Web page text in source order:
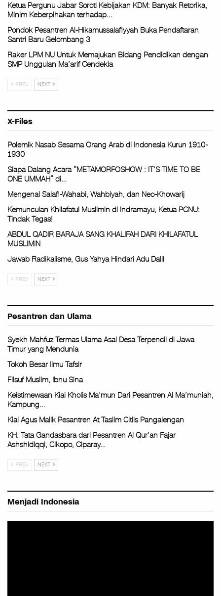
Ketua Pergunu Jabar Soroti Kebijakan KDM: Banyak Retorika,
Minim Keberpihakan terhadap…
Pondok Pesantren Al-Hikamussalafiyyah Buka Pendaftaran
Santri Baru Gelombang 3
Raker LPM NU Untuk Memajukan Bidang Pendidikan dengan
SMP Unggulan Ma’arif Cendekia
PREV NEXT
X-Files
Polemik Nasab Sesama Orang Arab di Indonesia Kurun 1910-
1930
Siapa Dalang Acara “METAMORFOSHOW : IT’S TIME TO BE
ONE UMMAH” di…
Mengenal Salafi-Wahabi, Wahbiyah, dan Neo-Khowarij
Kemunculan Khilafatul Muslimin di Indramayu, Ketua PCNU:
Tindak Tegas!
ABDUL QADIR BARAJA SANG KHALIFAH DARI KHILAFATUL
MUSLIMIN
Jawab Radikalisme, Gus Yahya Hindari Adu Dalil
PREV NEXT
Pesantren dan Ulama
Syekh Mahfuz Termas Ulama Asal Desa Terpencil di Jawa
Timur yang Mendunia
Tokoh Besar Ilmu Tafsir
Filsuf Muslim, Ibnu Sina
Keistimewaan Kiai Kholis Ma’mun Dari Pesantren Al Ma’muniah,
Kampung…
Kiai Agus Malik Pesantren At Taslim Citiis Pangalengan
KH. Tata Gandasbara dari Pesantren Al Qur’an Fajar
Ashshidiqqi, Cikopo, Ciparay…
PREV NEXT
Menjadi Indonesia